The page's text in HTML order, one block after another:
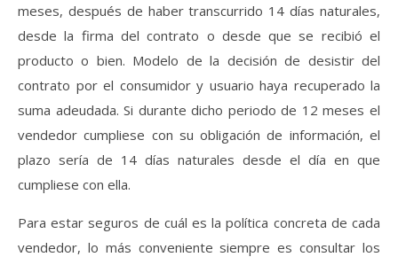
meses, después de haber transcurrido 14 días naturales,
desde la firma del contrato o desde que se recibió el
producto o bien. Modelo de la decisión de desistir del
contrato por el consumidor y usuario haya recuperado la
suma adeudada. Si durante dicho periodo de 12 meses el
vendedor cumpliese con su obligación de información, el
plazo sería de 14 días naturales desde el día en que
cumpliese con ella.
Para estar seguros de cuál es la política concreta de cada
vendedor, lo más conveniente siempre es consultar los